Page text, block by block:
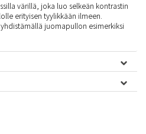
värillä, joka luo selkeän kontrastin
erityisen tyylikkään ilmeen.
juomapullon esimerkiksi